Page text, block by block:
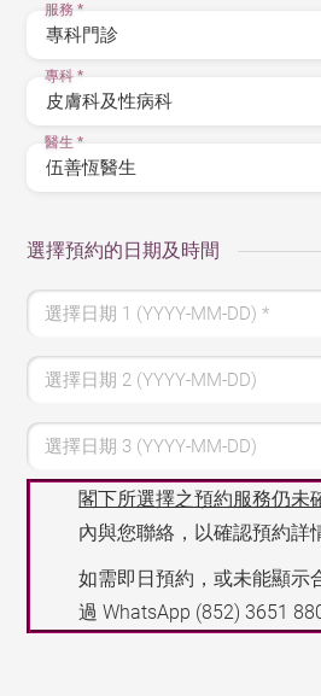
服務*
專科*
醫生*
選擇預約的日期及時間
選擇日期 1 (YYYY-MM-DD)*
選擇日期 2 (YYYY-MM-DD)
選擇日期 3 (YYYY-MM-DD)
閣下所選擇之預約服務仍未
內與您聯絡，以確認預約詳
如需即日預約，或未能顯示
過 WhatsApp (852) 3651